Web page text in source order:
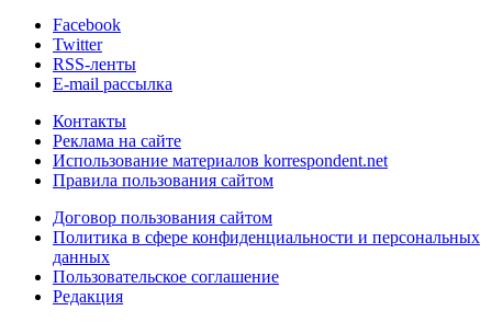
Facebook
Twitter
RSS-ленты
E-mail рассылка
Контакты
Реклама на сайте
Использование материалов korrespondent.net
Правила пользования сайтом
Договор пользования сайтом
Политика в сфере конфиденциальности и персональных
данных
Пользовательское соглашение
Редакция